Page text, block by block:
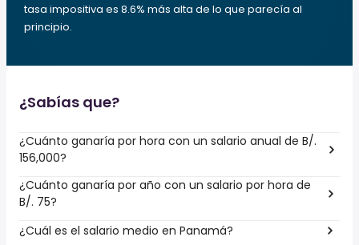
tasa impositiva es 8.6% más alta de lo que parecía al
principio.
¿Sabías que?
¿Cuánto ganaría por hora con un salario anual de B/.
156,000?
¿Cuánto ganaría por año con un salario por hora de
B/. 75?
¿Cuál es el salario medio en Panamá?